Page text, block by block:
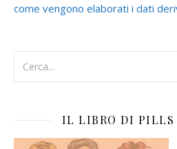
come vengono elaborati i dati
IL LIBRO DI PILLS